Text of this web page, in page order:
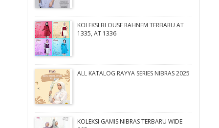
KOLEKSI BLOUSE RAHNEM TERBARU AT
1335, AT 1336
ALL KATALOG RAYYA SERIES NIBRAS 2025
KOLEKSI GAMIS NIBRAS TERBARU WIDE